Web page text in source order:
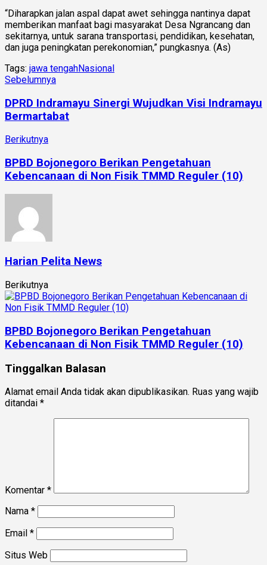
“Diharapkan jalan aspal dapat awet sehingga nantinya dapat
memberikan manfaat bagi masyarakat Desa Ngrancang dan
sekitarnya, untuk sarana transportasi, pendidikan, kesehatan,
dan juga peningkatan perekonomian,” pungkasnya. (As)
Tags: jawa tengahNasional
Sebelumnya
DPRD Indramayu Sinergi Wujudkan Visi Indramayu
Bermartabat
Berikutnya
BPBD Bojonegoro Berikan Pengetahuan
Kebencanaan di Non Fisik TMMD Reguler (10)
Harian Pelita News
Berikutnya
BPBD Bojonegoro Berikan Pengetahuan
Kebencanaan di Non Fisik TMMD Reguler (10)
Tinggalkan Balasan
Alamat email Anda tidak akan dipublikasikan. Ruas yang wajib
ditandai *
Komentar *
Nama *
Email *
Situs Web